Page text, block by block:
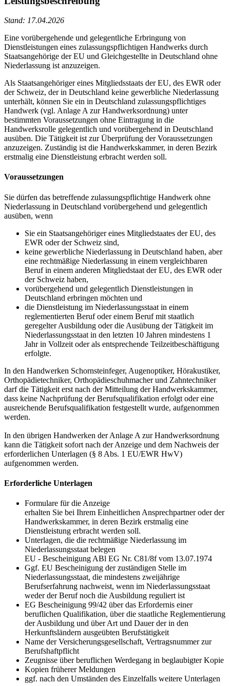
Stand: 17.04.2026
Eine vorübergehende und gelegentliche Erbringung von
Dienstleistungen eines zulassungspflichtigen Handwerks durch
Staatsangehörige der EU und Gleichgestellte in Deutschland ohne
Niederlassung ist anzuzeigen.
Als Staatsangehöriger eines Mitgliedsstaats der EU, des EWR oder
der Schweiz, der in Deutschland keine gewerbliche Niederlassung
unterhält, können Sie ein in Deutschland zulassungspflichtiges
Handwerk (vgl. Anlage A zur Handwerksordnung) unter
bestimmten Voraussetzungen ohne Eintragung in die
Handwerksrolle gelegentlich und vorübergehend in Deutschland
ausüben. Die Tätigkeit ist zur Überprüfung der Voraussetzungen
anzuzeigen. Zuständig ist die Handwerkskammer, in deren Bezirk
erstmalig eine Dienstleistung erbracht werden soll.
Voraussetzungen
Sie dürfen das betreffende zulassungspflichtige Handwerk ohne
Niederlassung in Deutschland vorübergehend und gelegentlich
ausüben, wenn
Sie ein Staatsangehöriger eines Mitgliedstaates der EU, des
EWR oder der Schweiz sind,
keine gewerbliche Niederlassung in Deutschland haben, aber
eine rechtmäßige Niederlassung in einem vergleichbaren
Beruf in einem anderen Mitgliedstaat der EU, des EWR oder
der Schweiz haben,
vorübergehend und gelegentlich Dienstleistungen in
Deutschland erbringen möchten und
die Dienstleistung im Niederlassungsstaat in einem
reglementierten Beruf oder einem Beruf mit staatlich
geregelter Ausbildung oder die Ausübung der Tätigkeit im
Niederlassungsstaat in den letzten 10 Jahren mindestens 1
Jahr in Vollzeit oder als entsprechende Teilzeitbeschäftigung
erfolgte.
In den Handwerken Schornsteinfeger, Augenoptiker, Hörakustiker,
Orthopädietechniker, Orthopädieschuhmacher und Zahntechniker
darf die Tätigkeit erst nach der Mitteilung der Handwerkskammer,
dass keine Nachprüfung der Berufsqualifikation erfolgt oder eine
ausreichende Berufsqualifikation festgestellt wurde, aufgenommen
werden.
In den übrigen Handwerken der Anlage A zur Handwerksordnung
kann die Tätigkeit sofort nach der Anzeige und dem Nachweis der
erforderlichen Unterlagen (§ 8 Abs. 1 EU/EWR HwV)
aufgenommen werden.
Erforderliche Unterlagen
Formulare für die Anzeige
erhalten Sie bei Ihrem Einheitlichen Ansprechpartner oder der
Handwerkskammer, in deren Bezirk erstmalig eine
Dienstleistung erbracht werden soll.
Unterlagen, die die rechtmäßige Niederlassung im
Niederlassungsstaat belegen
EU - Bescheinigung ABl EG Nr. C81/8f vom 13.07.1974
Ggf. EU Bescheinigung der zuständigen Stelle im
Niederlassungsstaat, die mindestens zweijährige
Berufserfahrung nachweist, wenn im Niederlassungsstaat
weder der Beruf noch die Ausbildung reguliert ist
EG Bescheinigung 99/42 über das Erfordernis einer
beruflichen Qualifikation, über die staatliche Reglementierung
der Ausbildung und über Art und Dauer der in den
Herkunftsländern ausgeübten Berufstätigkeit
Name der Versicherungsgesellschaft, Vertragsnummer zur
Berufshaftpflicht
Zeugnisse über beruflichen Werdegang in beglaubigter Kopie
Kopien früherer Meldungen
ggf. nach den Umständen des Einzelfalls weitere Unterlagen